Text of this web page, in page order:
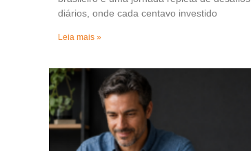
diários, onde cada centavo investido
Leia mais »